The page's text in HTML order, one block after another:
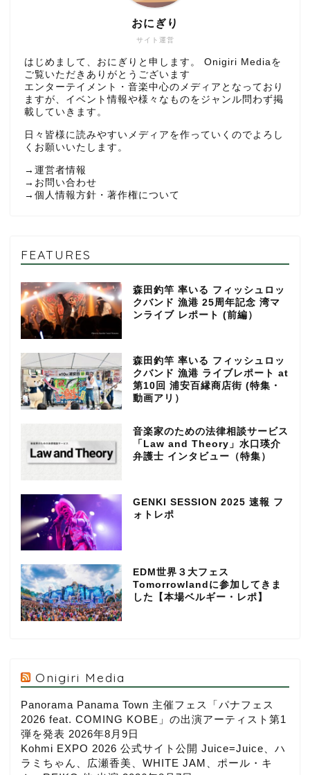
サイト運営
おにぎり
はじめまして、おにぎりと申します。 Onigiri Mediaを
ご覧いただきありがとうございます
エンターテイメント・音楽中心のメディアとなっており
ますが、イベント情報や様々なものをジャンル問わず掲
載していきます。
日々皆様に読みやすいメディアを作っていくのでよろし
くお願いいたします。
→ 運営者情報
→ お問い合わせ
→ 個人情報方針・著作権について
FEATURES
森田釣竿 率いる フィッシュロッ
クバンド 漁港 25周年記念 湾マ
ンライブ レポート (前編）
森田釣竿 率いる フィッシュロッ
クバンド 漁港 ライブレポート at
第10回 浦安百縁商店街 (特集・
動画アリ）
音楽家のための法律相談サービス
「Law and Theory」水口瑛介
弁護士 インタビュー（特集）
GENKI SESSION 2025 速報 フ
ォトレポ
EDM世界３大フェス
Tomorrowlandに参加してきま
した【本場ベルギー・レポ】
Onigiri Media
Panorama Panama Town 主催フェス「パナフェス
2026 feat. COMING KOBE」の出演アーティスト第1
弾を発表 2026年8月9日
Kohmi EXPO 2026 公式サイト公開 Juice=Juice、ハ
ラミちゃん、広瀬香美、WHITE JAM、ポール・キ